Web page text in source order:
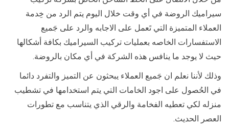
سيراميك الروضة في أي وقت خلال اليوم يتم الرد من خِدمة
العملاء المتميزة التي تَعمل على الاجابه والرد على جَميع
الاستفسارات الخاصه بعمليات تركيب السيراميك بكافة أشكالها
حيث لا يوجد ما ينافس هذه الشركة في أي مكان بالروضة.
وذلك لأننا نعلم ان جَميع العملاء يبحثون عن التميز والتفرد دائما
في الحُصول على اجود الخامات التي يتم استخدامها في تشطيب
منزله لكي تعطيه الفخامة والرقي الذي يتناسب مع تطورات
العصر الحديث.